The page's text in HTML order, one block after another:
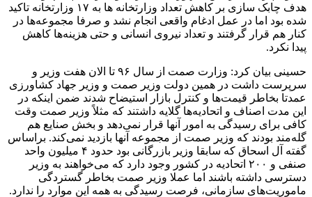
هدف چابک سازی بر کاهش تعداد وزارتخانه ها به ۱۷ وزارتخانه تاکید
شده بود اما در عمل ادغام واقعی انجام نشد و صرفا مجموعه‌ها در
کنار هم قرار گرفتند و تعداد نیروی انسانی و حتی هزینه‌ها کاهش
پیدا نکرد.
حسینی بیان کرد: وزارت صمت از سال ۹۶ تا الان هفت وزیر و
سرپرست داشت در همین دولت وزیر صمت و وزیر جهاد کشاورزی
عمدتا بخاطر قیمت‌ها و کنترل بازار استیضاح شدند ضمن اینکه در
این مدت اصناف و اتحادیه‌ها گلایه داشتند که مثلاً وزیر صمت وقت
کافی برای رسیدگی به امور آنها قرار نمی‌دهد و بخش صنایع هم
گله‌مند بودند که وزیر صمت از مجموعه آنها بازدید نمی‌کند. براساس
گفته آل اسحاق که سابقا وزیر بازرگانی بود حدود ۴ میلیون واحد
صنفی و ۲۰۰ اتحادیه در کشور وجود دارد که می‌خواهند به وزیر
دسترسی داشته باشند اما عملا وزیر صمت بخاطر گستردگی
ماموریت‌های سازمانی، فرصت رسیدگی به همه این موارد را ندارد.